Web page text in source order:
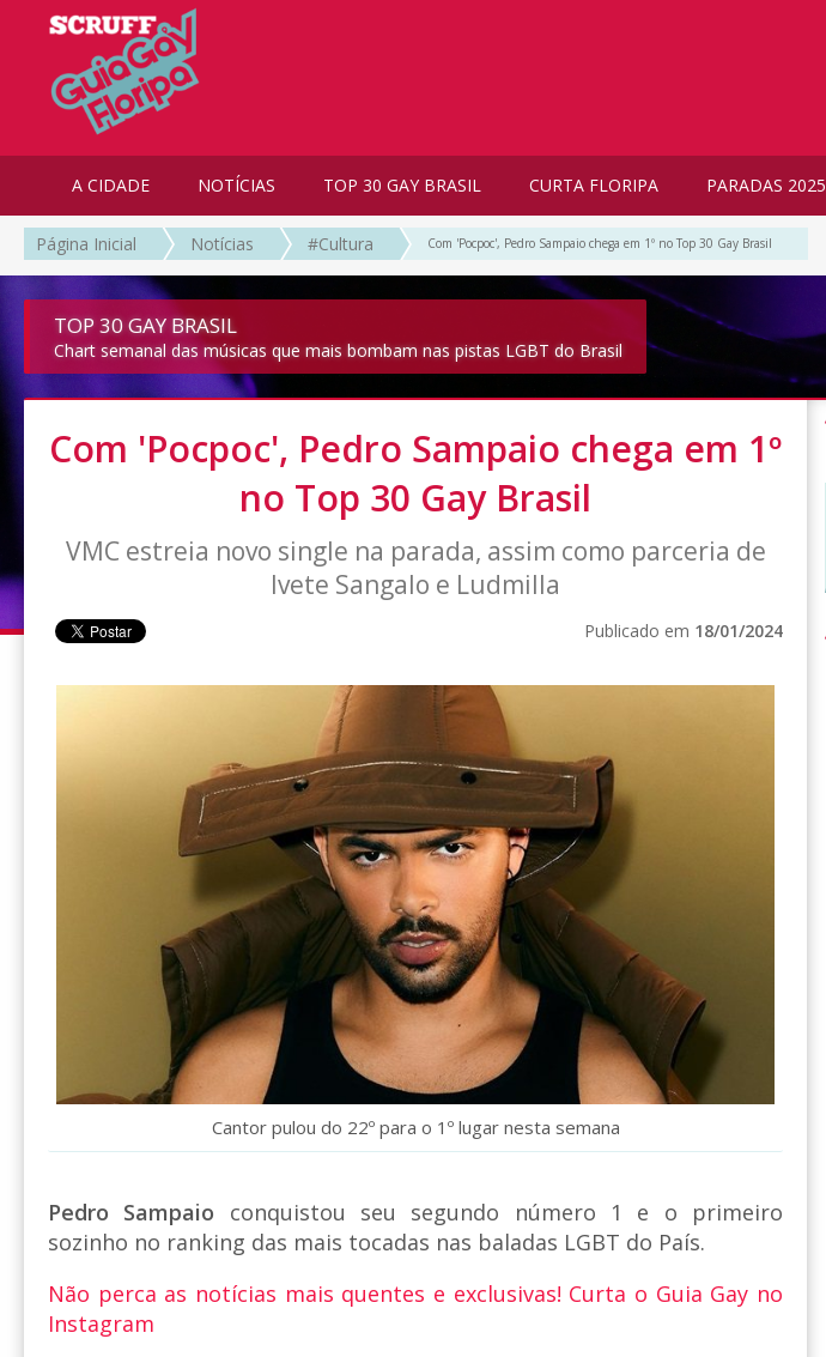
A CIDADE NOTÍCIAS TOP 30 GAY BRASIL CURTA FLORIPA PARADAS 2025
Página Inicial Notícias #Cultura Com 'Pocpoc', Pedro Sampaio chega em 1º no Top 30 Gay Brasil
TOP 30 GAY BRASIL
Chart semanal das músicas que mais bombam nas pistas LGBT do Brasil
Com 'Pocpoc', Pedro Sampaio chega em 1º
no Top 30 Gay Brasil
VMC estreia novo single na parada, assim como parceria de
Ivete Sangalo e Ludmilla
Publicado em 18/01/2024
Cantor pulou do 22º para o 1º lugar nesta semana
Pedro Sampaio conquistou seu segundo número 1 e o primeiro
sozinho no ranking das mais tocadas nas baladas LGBT do País.
Não perca as notícias mais quentes e exclusivas! Curta o Guia Gay no
Instagram